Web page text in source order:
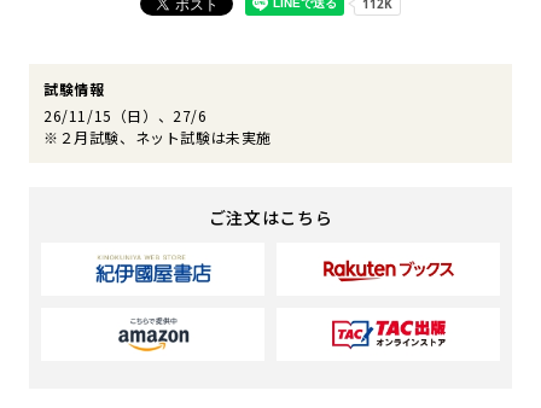
試験情報
26/11/15（日）、27/6
※２月試験、ネット試験は未実施
ご注文はこちら